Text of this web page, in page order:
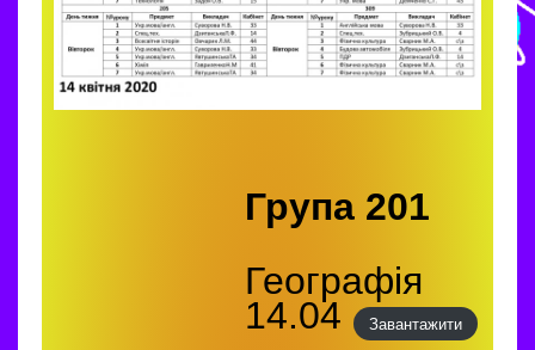
Група 201
Географія
14.04
Завантажити